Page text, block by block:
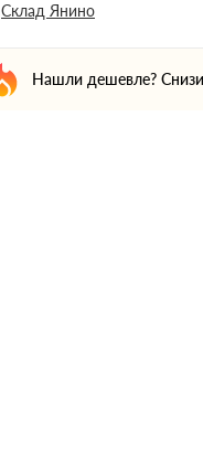
Склад Янино
Нашли дешевле?